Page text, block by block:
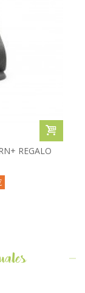
REGALO